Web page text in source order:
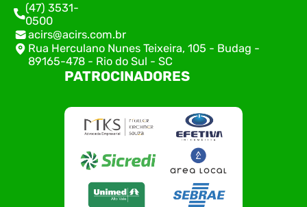
(47) 3531-
0500
acirs@acirs.com.br
Rua Herculano Nunes Teixeira, 105 - Budag -
89165-478 - Rio do Sul - SC
PATROCINADORES